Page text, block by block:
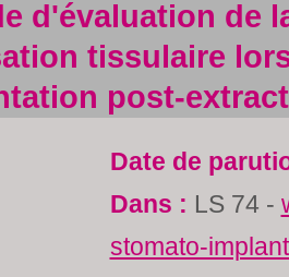
d'évaluation de
tissulaire
post-
Date de
Dans : LS 74 -
stomato-